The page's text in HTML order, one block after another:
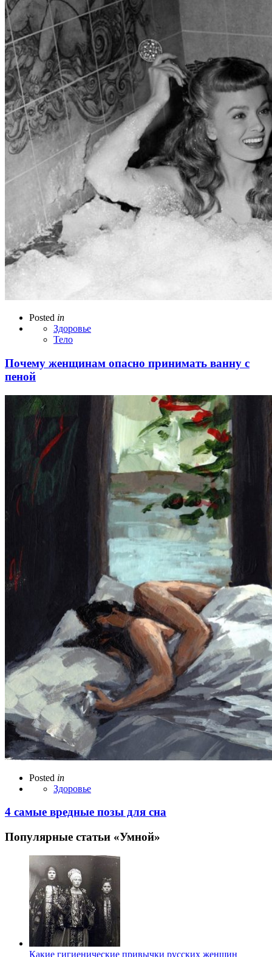
Posted in
Здоровье
Тело
Почему женщинам опасно принимать ванну с
пеной
Posted in
Здоровье
4 самые вредные позы для сна
Популярные статьи «Умной»
Какие гигиенические привычки русских женщин